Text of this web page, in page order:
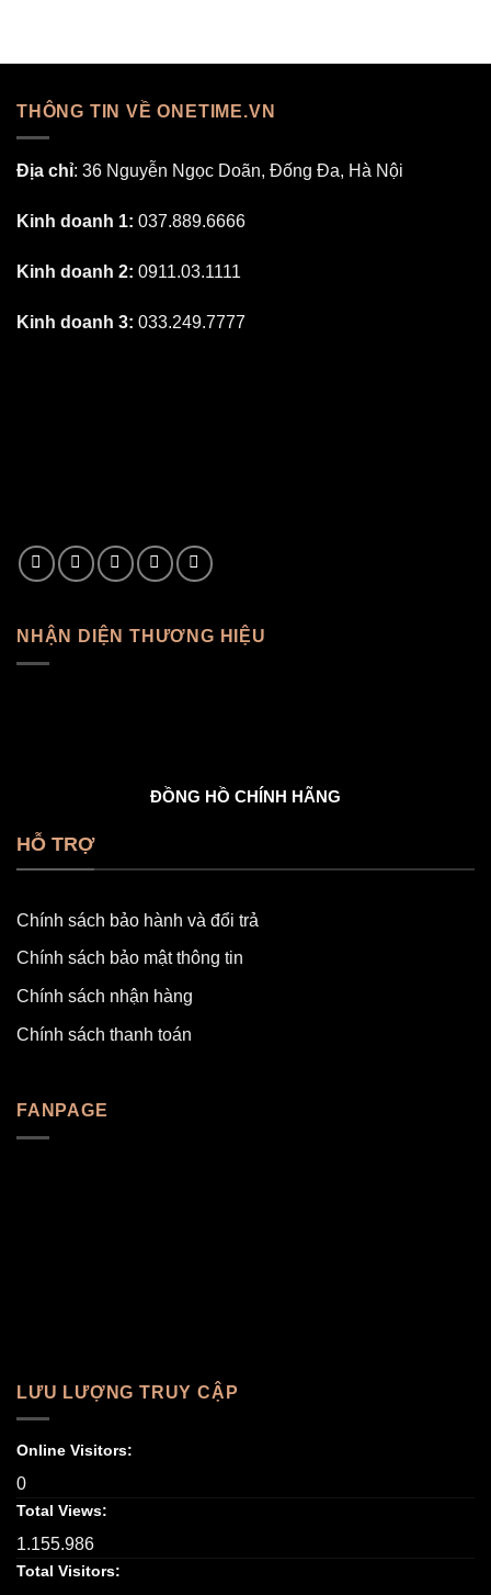
THÔNG TIN VỀ ONETIME.VN
Địa chỉ: 36 Nguyễn Ngọc Doãn, Đống Đa, Hà Nội
Kinh doanh 1: 037.889.6666
Kinh doanh 2: 0911.03.1111
Kinh doanh 3: 033.249.7777
NHẬN DIỆN THƯƠNG HIỆU
ĐỒNG HỒ CHÍNH HÃNG
HỖ TRỢ
Chính sách bảo hành và đổi trả
Chính sách bảo mật thông tin
Chính sách nhận hàng
Chính sách thanh toán
FANPAGE
LƯU LƯỢNG TRUY CẬP
Online Visitors:
0
Total Views:
1.155.986
Total Visitors: